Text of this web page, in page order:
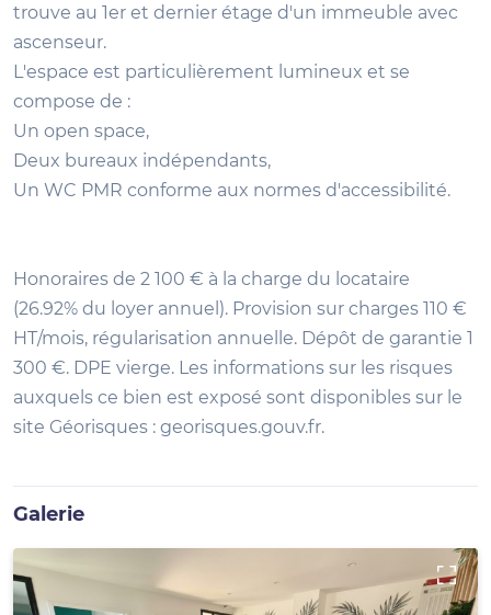
trouve au 1er et dernier étage d'un immeuble avec
ascenseur.
L'espace est particulièrement lumineux et se
compose de :
Un open space,
Deux bureaux indépendants,
Un WC PMR conforme aux normes d'accessibilité.
Honoraires de 2 100 € à la charge du locataire
(26.92% du loyer annuel). Provision sur charges 110 €
HT/mois, régularisation annuelle. Dépôt de garantie 1
300 €. DPE vierge. Les informations sur les risques
auxquels ce bien est exposé sont disponibles sur le
site Géorisques : georisques.gouv.fr.
Galerie